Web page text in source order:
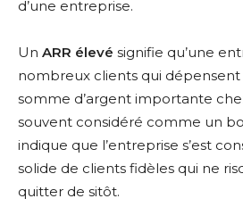
d’une entreprise.
Un ARR élevé signifie qu’une
nombreux clients qui
somme d’argent importante
souvent considéré comme un
indique que l’entreprise s’est
solide de clients fidèles qui ne
quitter de sitôt.